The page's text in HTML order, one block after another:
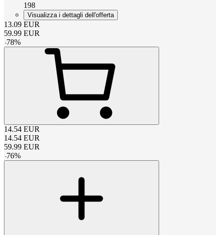
198
Visualizza i dettagli dell'offerta
13.09 EUR
59.99 EUR
-78%
14.54 EUR
14.54 EUR
59.99 EUR
-76%